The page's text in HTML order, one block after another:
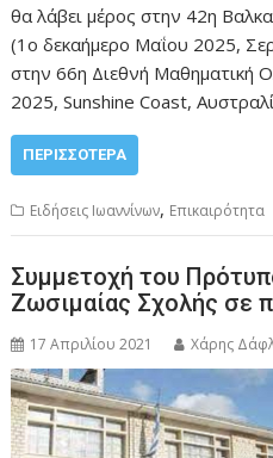
θα λάβει μέρος στην 42η
(1ο δεκαήμερο Μαΐου 2025,
στην 66η Διεθνή Μαθηματική
2025, Sunshine Coast,
ΠΕΡΙΣΣΌΤΕΡΑ
Ειδήσεις Ιωαννίνων, Επικαιρότητα
Συμμετοχή του
Ζωσιμαίας Σχολής σε
17 Απριλίου 2021 Χάρης